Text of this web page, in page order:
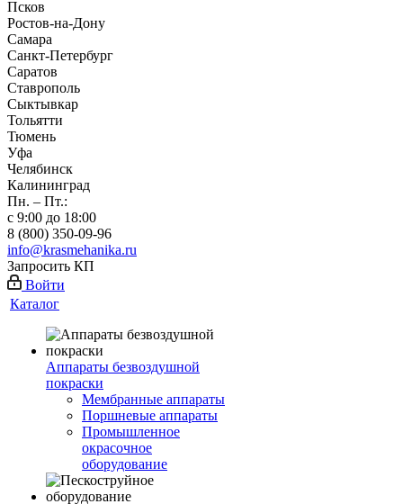
Псков
Ростов-на-Дону
Самара
Санкт-Петербург
Саратов
Ставрополь
Сыктывкар
Тольятти
Тюмень
Уфа
Челябинск
Калининград
Пн. – Пт.:
с 9:00 до 18:00
8 (800) 350-09-96
info@krasmehanika.ru
Запросить КП
Войти
Каталог
Аппараты безвоздушной
покраски
Мембранные аппараты
Поршневые аппараты
Промышленное
окрасочное
оборудование